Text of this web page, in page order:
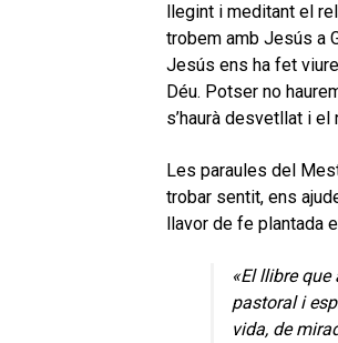
llegint i meditant el
trobem amb Jesús a
Jesús ens ha fet
Déu. Potser no
s’haurà desvetllat i el
Les paraules del
trobar sentit, ens
llavor de fe plantada
«El llibre
pastoral i
vida, de